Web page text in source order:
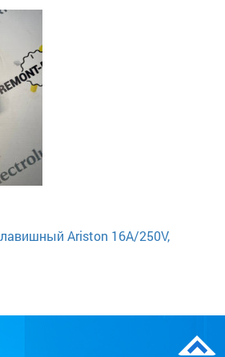
Ariston 16A/250V,